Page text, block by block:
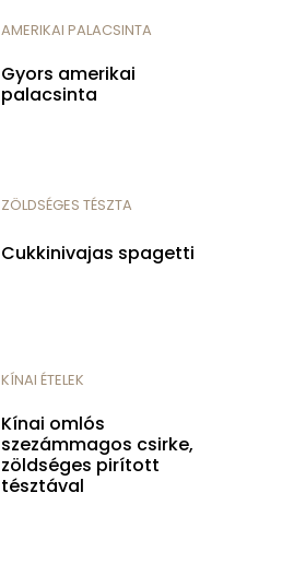
AMERIKAI PALACSINTA
Gyors amerikai
palacsinta
ZÖLDSÉGES TÉSZTA
Cukkinivajas spagetti
KÍNAI ÉTELEK
Kínai omlós
szezámmagos csirke,
zöldséges pirított
tésztával